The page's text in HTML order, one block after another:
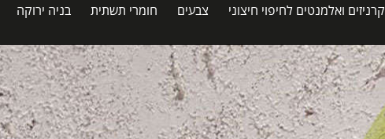
קרניזים ואלמנטים לחיפוי חיצוני צבעים חומרי תשתית בניה ירוקה